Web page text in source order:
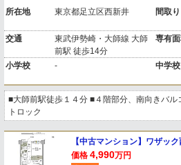
所在地 東京都足立区西新井 間取り
交通
東武伊勢崎・大師線 大師
前駅 徒歩14分
専有
小学校 - 中学校
■大師前駅徒歩１４分 ■４階部分、南向きバ
トロック
【中古マンション】ワザッ
価格 4,990万円